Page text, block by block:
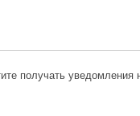
получать